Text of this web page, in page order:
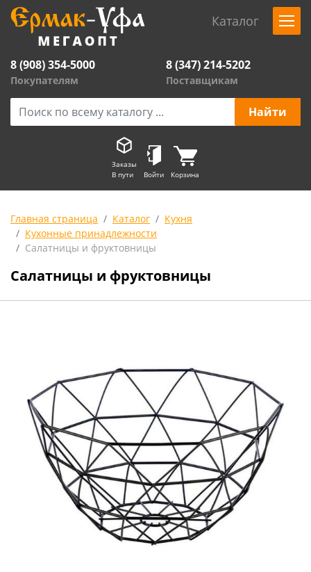
Каталог
8 (908) 354-5000
Покупателям
8 (347) 214-5202
Поставщикам
Заказы
В пути
Войти Корзина
Главная страница Каталог
Кухня
Кухонные принадлежности
Салатницы и фруктовницы
Салатницы и фруктовницы